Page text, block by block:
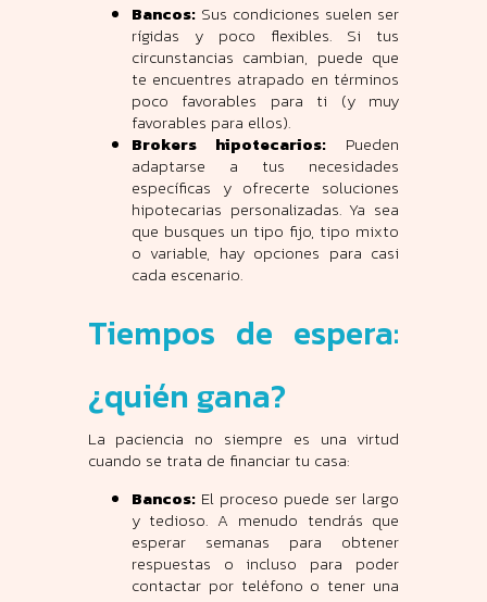
Bancos:Sus condiciones suelen ser
rígidas y poco flexibles. Si tus
circunstancias cambian, puede que
te encuentres atrapado en términos
poco favorables para ti (y muy
favorables para ellos).
Brokers hipotecarios:Pueden
adaptarse a tus necesidades
específicas y ofrecerte soluciones
hipotecarias personalizadas. Ya sea
que busques un tipo fijo, tipo mixto
o variable, hay opciones para casi
cada escenario.
Tiempos de espera:
¿quién gana?
La paciencia no siempre es una virtud
cuando se trata de financiar tu casa:
Bancos:El proceso puede ser largo
y tedioso. A menudo tendrás que
esperar semanas para obtener
respuestas o incluso para poder
contactar por teléfono o tener una